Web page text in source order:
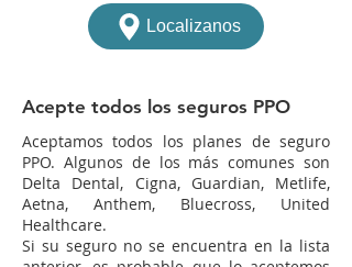
Localizanos
Acepte todos los seguros PPO
Aceptamos todos los planes de seguro
PPO. Algunos de los más comunes son
Delta Dental, Cigna, Guardian, Metlife,
Aetna, Anthem, Bluecross, United
Healthcare.
Si su seguro no se encuentra en la lista